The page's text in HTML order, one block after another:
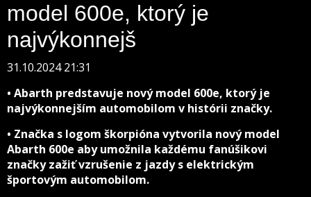
model 600e, ktorý je
najvýkonnejš
31.10.2024 21:31
• Abarth predstavuje nový model 600e, ktorý je
najvýkonnejším automobilom v histórii značky.
• Značka s logom škorpióna vytvorila nový model
Abarth 600e aby umožnila každému fanúšikovi
značky zažiť vzrušenie z jazdy s elektrickým
športovým automobilom.